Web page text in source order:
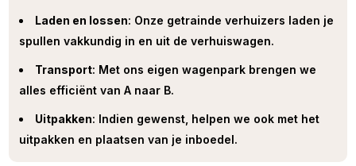
Laden en lossen: Onze getrainde verhuizers laden je
spullen vakkundig in en uit de verhuiswagen.
Transport: Met ons eigen wagenpark brengen we
alles efficiënt van A naar B.
Uitpakken: Indien gewenst, helpen we ook met het
uitpakken en plaatsen van je inboedel.